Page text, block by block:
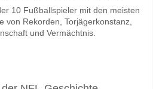
10 Fußballspieler mit den meisten
von Rekorden, Torjägerkonstanz,
und Vermächtnis.